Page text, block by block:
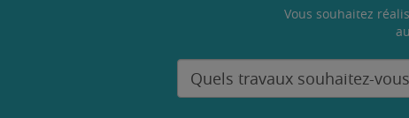
Vous souhaitez